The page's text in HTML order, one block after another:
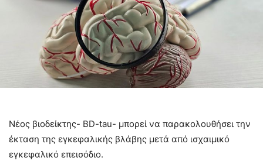
Nέος βιοδείκτης- BD-tau- μπορεί να παρακολουθήσει την
έκταση της εγκεφαλικής βλάβης μετά από ισχαιμικό
εγκεφαλικό επεισόδιο.